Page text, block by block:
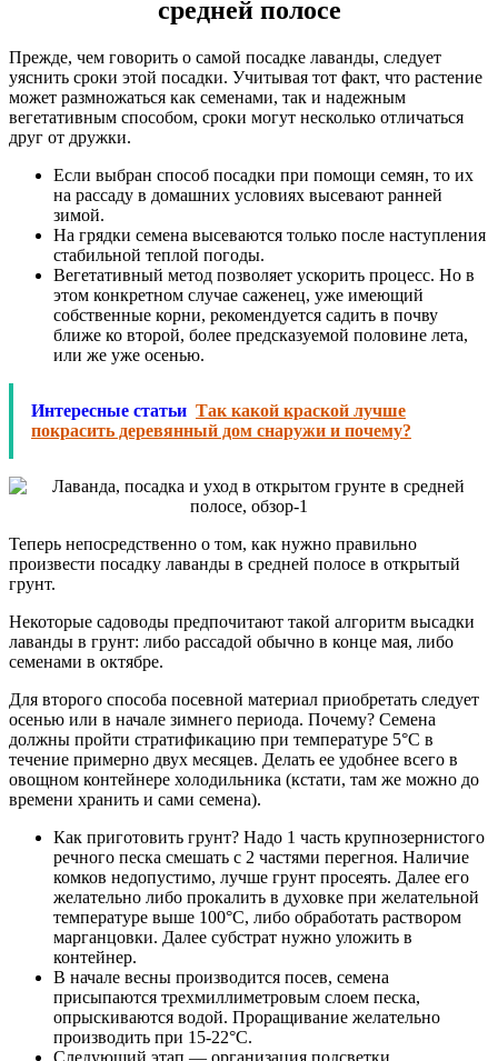
средней полосе
Прежде, чем говорить о самой посадке лаванды, следует
уяснить сроки этой посадки. Учитывая тот факт, что растение
может размножаться как семенами, так и надежным
вегетативным способом, сроки могут несколько отличаться
друг от дружки.
Если выбран способ посадки при помощи семян, то их
на рассаду в домашних условиях высевают ранней
зимой.
На грядки семена высеваются только после наступления
стабильной теплой погоды.
Вегетативный метод позволяет ускорить процесс. Но в
этом конкретном случае саженец, уже имеющий
собственные корни, рекомендуется садить в почву
ближе ко второй, более предсказуемой половине лета,
или же уже осенью.
Интересные статьи Так какой краской лучше
покрасить деревянный дом снаружи и почему?
Теперь непосредственно о том, как нужно правильно
произвести посадку лаванды в средней полосе в открытый
грунт.
Некоторые садоводы предпочитают такой алгоритм высадки
лаванды в грунт: либо рассадой обычно в конце мая, либо
семенами в октябре.
Для второго способа посевной материал приобретать следует
осенью или в начале зимнего периода. Почему? Семена
должны пройти стратификацию при температуре 5°C в
течение примерно двух месяцев. Делать ее удобнее всего в
овощном контейнере холодильника (кстати, там же можно до
времени хранить и сами семена).
Как приготовить грунт? Надо 1 часть крупнозернистого
речного песка смешать с 2 частями перегноя. Наличие
комков недопустимо, лучше грунт просеять. Далее его
желательно либо прокалить в духовке при желательной
температуре выше 100°С, либо обработать раствором
марганцовки. Далее субстрат нужно уложить в
контейнер.
В начале весны производится посев, семена
присыпаются трехмиллиметровым слоем песка,
опрыскиваются водой. Проращивание желательно
производить при 15-22°C.
Следующий этап — организация подсветки.